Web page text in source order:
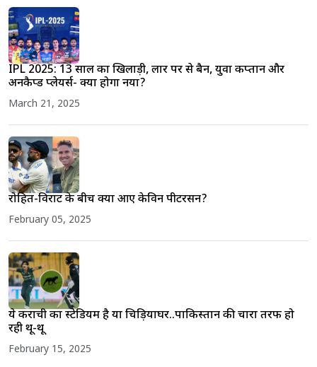
IPL 2025: 13 साल का खिलाड़ी, लार पर से बैन, युवा कप्तान और
अनकैप्ड प्लेयर्स- क्या होगा नया?
March 21, 2025
रोहित-विराट के बीच क्यों आए केविन पीटरसन?
February 05, 2025
ये कराची का स्टेडियम है या चिड़ियाघर..पाकिस्तान की चारों तरफ हो
रही थू-थू
February 15, 2025